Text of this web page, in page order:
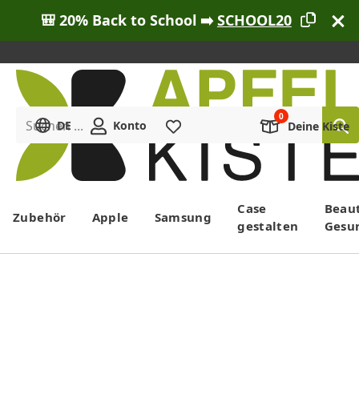
🎒 20% Back to School ➡️SCHOOL20
Menü
Suchen ...
DE Konto Deine Kiste
Zubehör Apple Samsung
Case
gestalten